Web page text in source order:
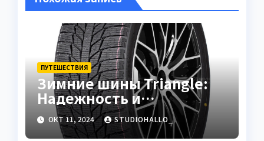
ПУТЕШЕСТВИЯ
Зимние шины Triangle:
Надежность и
доступность для зимних
дорог
ОКТ 11, 2024 STUDIOHALLO_